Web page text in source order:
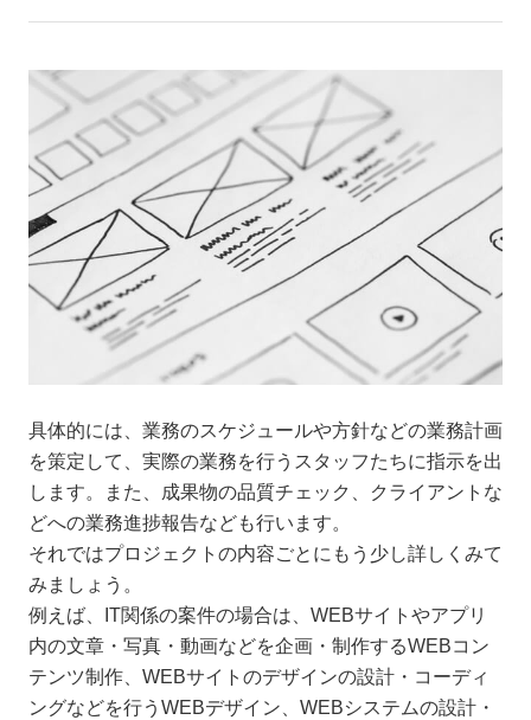
具体的には、業務のスケジュールや方針などの業務計画
を策定して、実際の業務を行うスタッフたちに指示を出
します。また、成果物の品質チェック、クライアントな
どへの業務進捗報告なども行います。
それではプロジェクトの内容ごとにもう少し詳しくみて
みましょう。
例えば、IT関係の案件の場合は、WEBサイトやアプリ
内の文章・写真・動画などを企画・制作するWEBコン
テンツ制作、WEBサイトのデザインの設計・コーディ
ングなどを行うWEBデザイン、WEBシステムの設計・